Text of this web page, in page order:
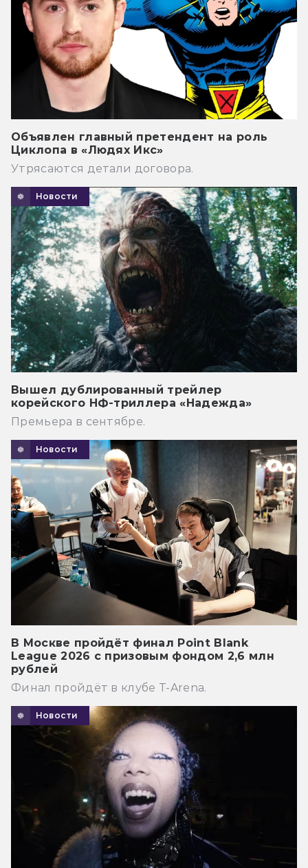
Объявлен главный претендент на роль
Циклопа в «Людях Икс»
Утрясаются детали договора.
Новости
Вышел дублированный трейлер
корейского НФ-триллера «Надежда»
Премьера в сентябре.
Новости
В Москве пройдёт финал Point Blank
League 2026 с призовым фондом 2,6 млн
рублей
Финал пройдёт в клубе T-Arena.
Новости